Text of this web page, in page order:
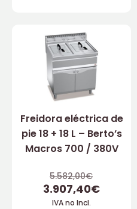
Freidora eléctrica de
pie 18 + 18 L – Berto’s
Macros 700 / 380V
5.582,00€
3.907,40€
IVA no Incl.